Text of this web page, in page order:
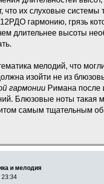
что их слуховые системы
гармонию, грязь
длительнее высоты
мелодий, что
изойти не из
гармонии Римана после
Блюзовые ноты такая
самым тщательным
и мелодия
23:34